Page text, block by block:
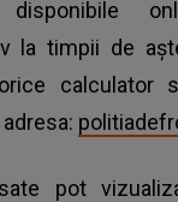
la timpii de
calculator
pot